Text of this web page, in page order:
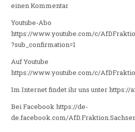
einen Kommentar
Youtube-Abo
https://www.youtube.com/c/
?sub_confirmation=1
Auf Youtube
https://www.youtube.com/c/
Im Internet findet ihr uns unter https://
Bei Facebook https://de-
de.facebook.com/